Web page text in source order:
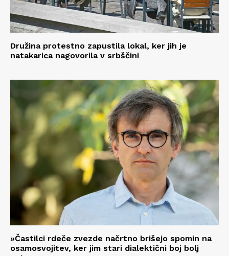
Družina protestno zapustila lokal, ker jih je
natakarica nagovorila v srbščini
»Častilci rdeče zvezde načrtno brišejo spomin na
osamosvojitev, ker jim stari dialektični boj bolj